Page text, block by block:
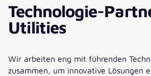
Technologie-
Utilities
Wir arbeiten eng mit führenden
zusammen, um innovative Lösungen